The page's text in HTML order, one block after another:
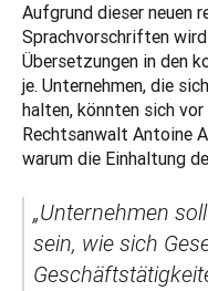
Aufgrund dieser neuen
Sprachvorschriften
Übersetzungen in den
je. Unternehmen, die
halten, könnten sich
Rechtsanwalt Antoine
warum die Einhaltung
„Unternehmen
sein, wie sich